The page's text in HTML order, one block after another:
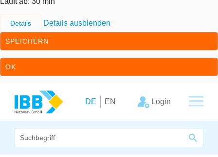
Details Details ausblenden
SPEICHERN
OK
DE EN Login